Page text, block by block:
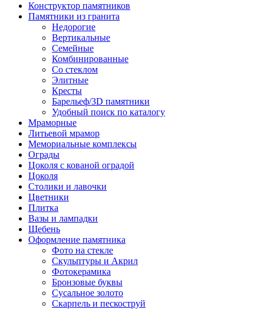
Конструктор памятников
Памятники из гранита
Недорогие
Вертикальные
Семейные
Комбинированные
Со стеклом
Элитные
Кресты
Барельеф/3D памятники
Удобный поиск по каталогу
Мраморные
Литьевой мрамор
Мемориальные комплексы
Ограды
Цоколя с кованой оградой
Цоколя
Столики и лавочки
Цветники
Плитка
Вазы и лампадки
Щебень
Оформление памятника
Фото на стекле
Скульптуры и Акрил
Фотокерамика
Бронзовые буквы
Сусальное золото
Скарпель и пескоструй